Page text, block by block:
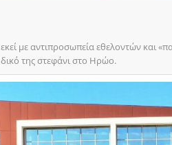
με αντιπροσωπεία εθελοντών και
της στεφάνι στο Ηρώο.